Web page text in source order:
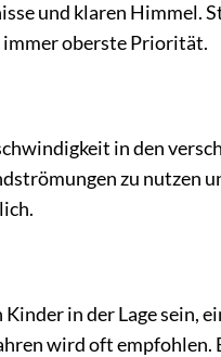
und klaren Himmel.
immer oberste Priorität.
in den
zu nutzen
in der Lage sein,
wird oft empfohlen.